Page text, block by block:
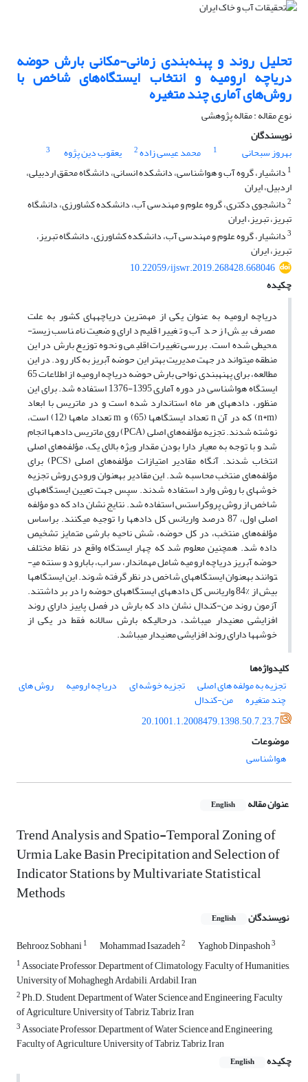
تحلیل روند و پهنه‌بندی زمانی-مکانی بارش حوضه
دریاچه ارومیه و انتخاب ایستگاه‌های شاخص با
روش‌های آماری چند متغیره
نوع مقاله : مقاله پژوهشی
نویسندگان
بهروز سبحانی
1 محمد عیسی زاده2 یعقوب دین پژوه
3
1 دانشیار، گروه آب و هواشناسی، دانشکده انسانی، دانشگاه محقق اردبیلی،
اردبیل، ایران
2دانشجوی دکتری، گروه علوم و مهندسی آب، دانشکده کشاورزی، دانشگاه
تبریز، تبریز، ایران
3دانشیار، گروه علوم و مهندسی آب، دانشکده کشاورزی، دانشگاه تبریز،
تبریز، ایران
10.22059/ijswr.2019.268428.668046
چکیده
دریاچه ارومیه به عنوان یکی از مهم­ترین دریاچه­های کشور به علت
مصرف بیش از حد آب و تغییر اقلیم دارای وضعیت نامناسب زیست­
محیطی شده است. بررسی تغییرات اقلیمی و نحوه توزیع بارش در این
منطقه می­تواند در جهت مدیریت بهتر این حوضه آبریز به کار رود. در این
مطالعه، برای پهنه­بندی نواحی بارش حوضه دریاچه ارومیه از اطلاعات 65
ایستگاه هواشناسی در دوره آماری 1395-1376 استفاده شد. برای این
منظور، داده­های هر ماه استاندارد شده است و در ماتریس با ابعاد
(n*m) که در آن n تعداد ایستگاه­ها (65) و m تعداد ما­ه­ها (12) است،
نوشته شدند. تجزیه مؤلفه‌های اصلی (PCA) روی ماتریس داده­ها انجام
شد و با توجه به معیار دارا بودن مقدار ویژه بالای یک، مؤلفه‌های اصلی
انتخاب شدند. آنگاه مقادیر امتیازات مؤلفه‌های اصلی (PCS) برای
مؤلفه‌های منتخب محاسبه شد. این مقادیر به­عنوان ورودی روش تجزیه
خوشه­ای با روش وارد استفاده شدند. سپس جهت تعیین ایستگاه­های
شاخص از روش پروکراستس استفاده شد. نتایج نشان داد که دو مؤلفه
اصلی اول، 87 درصد واریانس کل داده­ها را توجیه می­کنند. براساس
مؤلفه‌های منتخب، در کل حوضه، شش ناحیه بارشی متمایز تشخیص
داده شد. همچنین معلوم شد که چهار ایستگاه واقع در نقاط مختلف
حوضه آبریز دریاچه ارومیه شامل مهماندار، سراب، بابارود و سنته می­
توانند به­عنوان ایستگاه­های شاخص در نظر گرفته شوند. این ایستگاه­ها
بیش از %84 واریانس کل داده­های ایستگاه­های حوضه را در بر داشتند.
آزمون روند من-کندال نشان داد که بارش در فصل پاییز دارای روند
افزایشی معنی­دار می­باشد، درحالی­که بارش سالانه فقط در یکی از
خوشه­ها دارای روند افزایشی معنی­دار می­باشد.
کلیدواژه‌ها
تجزیه به مولفه های اصلی
تجزیه خوشه ای دریاچه ارومیه روش های
چند متغیره
من-کندال
20.1001.1.2008479.1398.50.7.23.7
موضوعات
هواشناسی
عنوان مقاله English
Trend Analysis and Spatio-Temporal Zoning of
Urmia Lake Basin Precipitation and Selection of
Indicator Stations by Multivariate Statistical
Methods
نویسندگان English
Behrooz Sobhani1 Mohammad Isazadeh2 Yaghob Dinpashoh3
1Associate Professor, Department of Climatology, Faculty of Humanities,
University of Mohaghegh Ardabili, Ardabil, Iran
2Ph.D. Student, Department of Water Science and Engineering, Faculty
of Agriculture, University of Tabriz, Tabriz, Iran
3Associate Professor, Department of Water Science and Engineering,
Faculty of Agriculture, University of Tabriz, Tabriz, Iran
چکیده
English